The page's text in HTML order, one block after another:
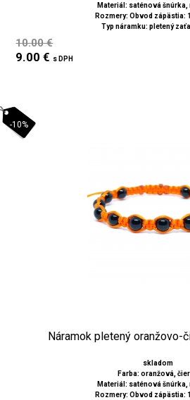
Materiál: saténová šnúrka,
Rozmery: Obvod zápästia:
Typ náramku: pletený
10.00 €
9.00 € s DPH
-10%
Náramok pletený oranžovo-
skladom
Farba: oranžová,
Materiál: saténová šnúrka,
Rozmery: Obvod zápästia: